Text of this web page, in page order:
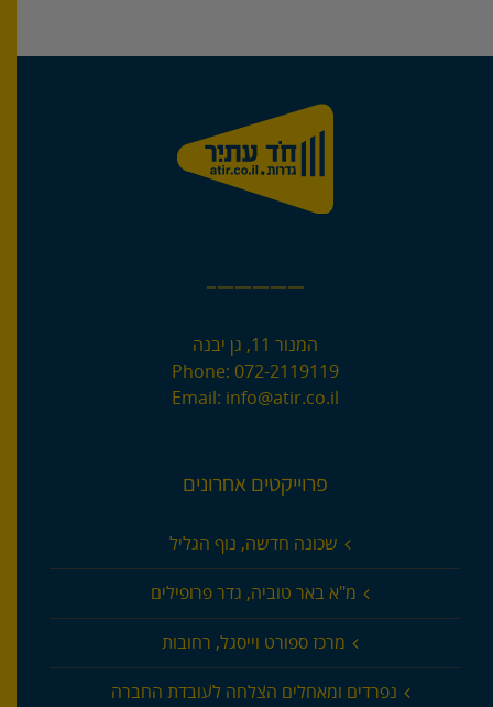
—————–
המנור 11, גן יבנה
Phone: 072-2119119
Email: info@atir.co.il
פרוייקטים אחרונים
שכונה חדשה, נוף הגליל
מ"א באר טוביה, גדר פרופילים
מרכז ספורט וייסגל, רחובות
נפרדים ומאחלים הצלחה לעובדת החברה